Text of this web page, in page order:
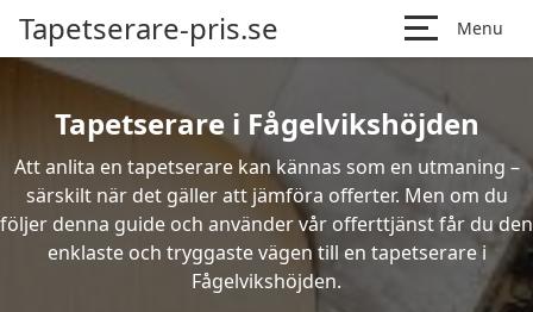
Tapetserare-pris.se Menu
Tapetserare i Fågelvikshöjden
Att anlita en tapetserare kan kännas som en utmaning –
särskilt när det gäller att jämföra offerter. Men om du
följer denna guide och använder vår offerttjänst får du den
enklaste och tryggaste vägen till en tapetserare i
Fågelvikshöjden.